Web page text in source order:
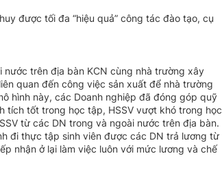
được tối đa “hiệu quả” công tác đào tạo, cụ
trên địa bàn KCN cùng nhà trường xây
quan đến công việc sản xuất để nhà trường
hình này, các Doanh nghiệp đã đóng góp quỹ
tích tốt trong học tập, HSSV vượt khó trong học
từ các DN trong và ngoài nước trên địa bàn.
đi thực tập sinh viên được các DN trả lương từ
nhận ở lại làm việc luôn với mức lương và chế